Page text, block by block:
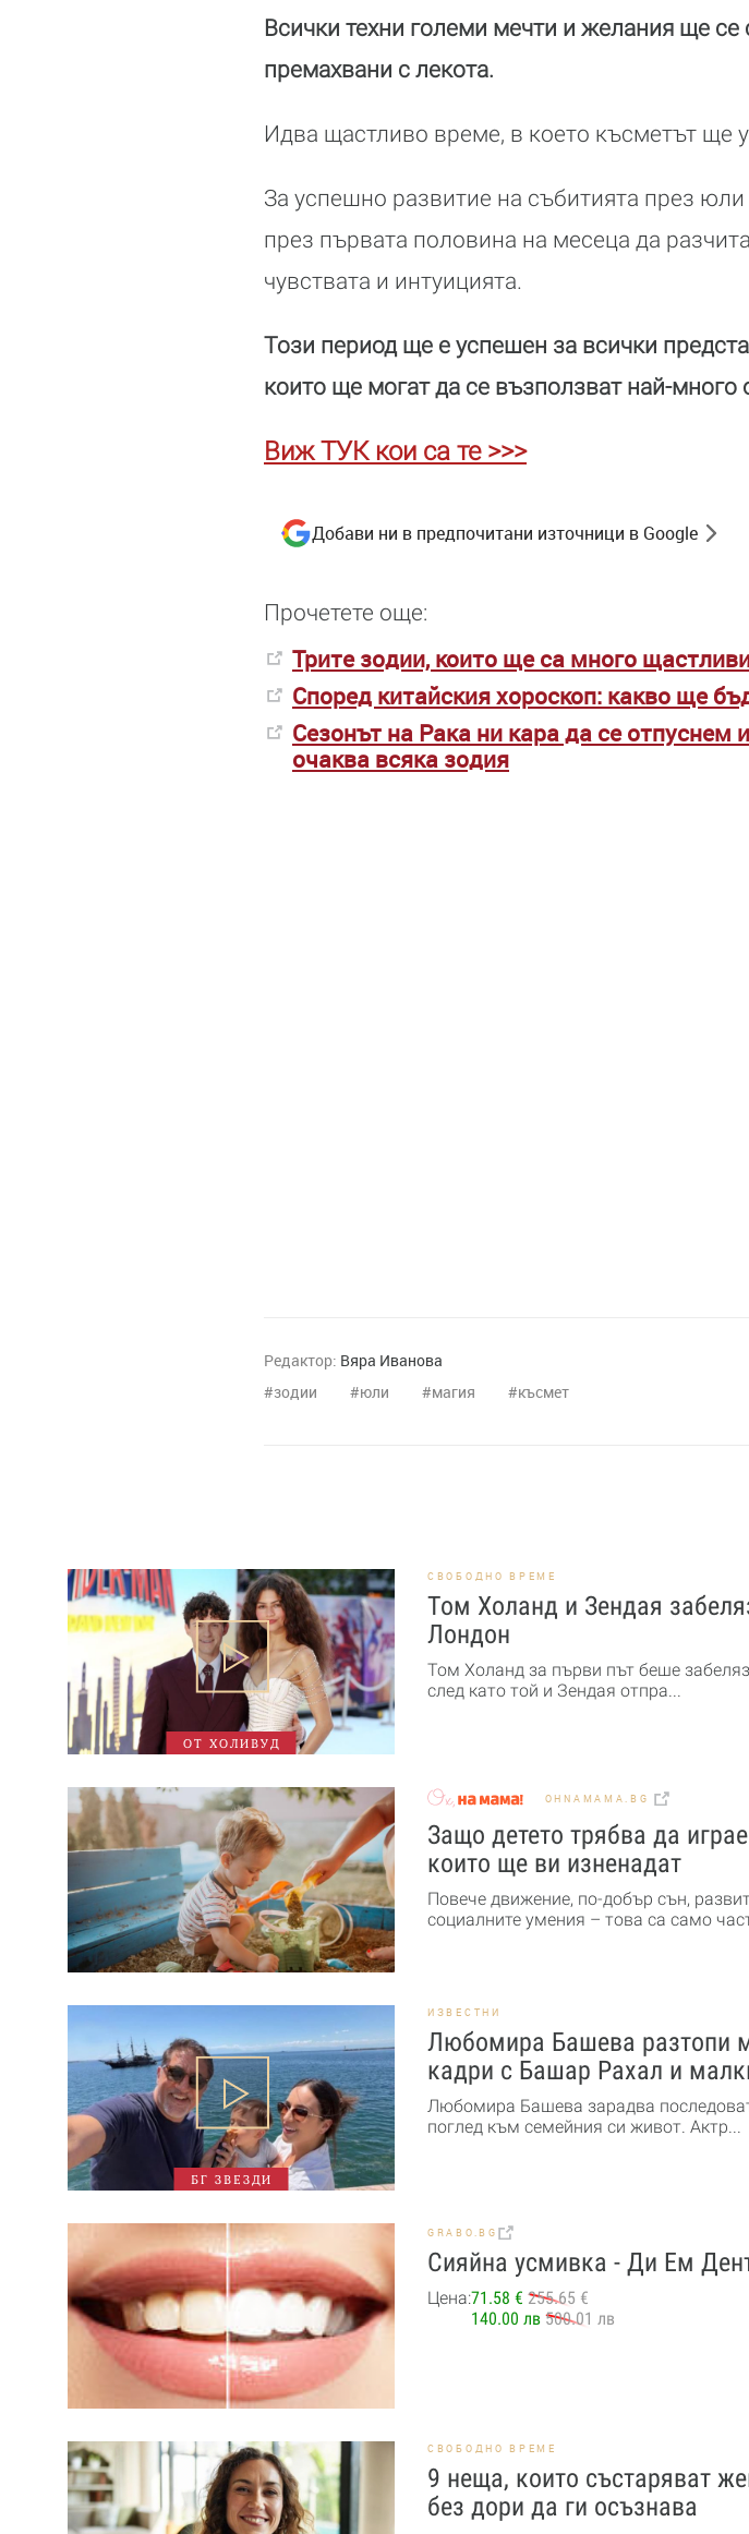
Всички техни големи мечти и желания ще се
премахвани с лекота.
Идва щастливо време, в което късметът ще
За успешно развитие на събитията през
през първата половина на месеца да
чувствата и интуицията.
Този период ще е успешен за всички
които ще могат да се възползват най-много
Виж ТУК кои са те >>>
Добави ни в предпочитани източници в Google
Прочетете още:
Трите зодии, които ще са много
Според китайския хороскоп: какво ще
Сезонът на Рака ни кара да се отпуснем
очаква всяка зодия
Редактор: Вяра Иванова
зодии
юли магия късмет
ОТ ХОЛИВУД
СВОБОДНО ВРЕМЕ
Том Холанд и Зендая
Лондон
Том Холанд за първи път беше
след като той и Зендая отпра...
OHNAMAMA.BG
Защо детето трябва да
които ще ви изненадат
Повече движение, по-добър сън,
социалните умения – това са само част
БГ ЗВЕЗДИ
ИЗВЕСТНИ
Любомира Башева разтопи
кадри с Башар Рахал и
Любомира Башева зарадва
поглед към семейния си живот. Актр...
GRABO.BG
Сияйна усмивка - Ди Ем
Цена:71.58 € 255.65 €
140.00 лв 500.01 лв
СВОБОДНО ВРЕМЕ
9 неща, които състаряват
без дори да ги осъзнава